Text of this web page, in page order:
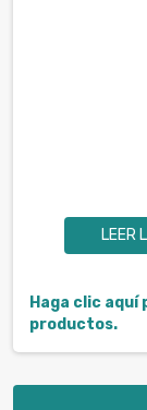
LEER
Haga clic
productos.